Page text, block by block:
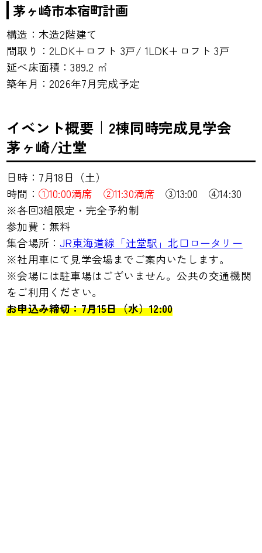
茅ヶ崎市本宿町計画
構造：木造2階建て
間取り：2LDK＋ロフト 3戸/ 1LDK＋ロフト 3戸
延べ床面積：389.2 ㎡
築年月：2026年7月完成予定
イベント概要｜2棟同時完成見学会
茅ヶ崎/辻堂
日時：7月18日（土）
時間： ①10:00満席 ②11:30満席 ③13:00 ④14:30
※各回3組限定・完全予約制
参加費：無料
集合場所： JR東海道線「辻堂駅」北口ロータリー
※社用車にて見学会場までご案内いたします。
※会場には駐車場はございません。公共の交通機関
をご利用ください。
お申込み締切：7月15日（水）12:00